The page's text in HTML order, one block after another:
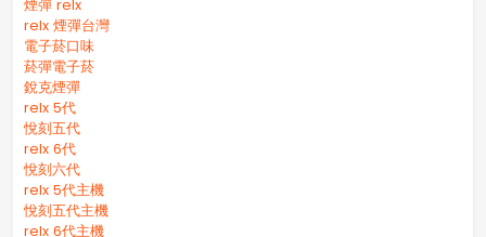
煙彈 relx
relx 煙彈台灣
電子菸口味
菸彈電子菸
銳克煙彈
relx 5代
悅刻五代
relx 6代
悅刻六代
relx 5代主機
悅刻五代主機
relx 6代主機